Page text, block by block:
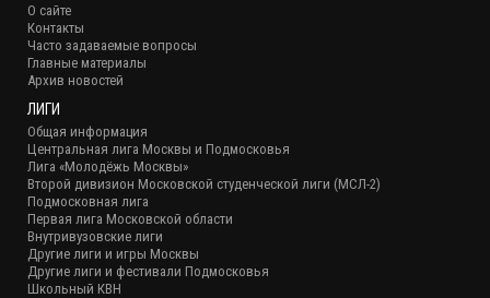
О сайте
Контакты
Часто задаваемые вопросы
Главные материалы
Архив новостей
ЛИГИ
Общая информация
Центральная лига Москвы и Подмосковья
Лига «Молодёжь Москвы»
Второй дивизион Московской студенческой лиги (МСЛ-2)
Подмосковная лига
Первая лига Московской области
Внутривузовские лиги
Другие лиги и игры Москвы
Другие лиги и фестивали Подмосковья
Школьный КВН